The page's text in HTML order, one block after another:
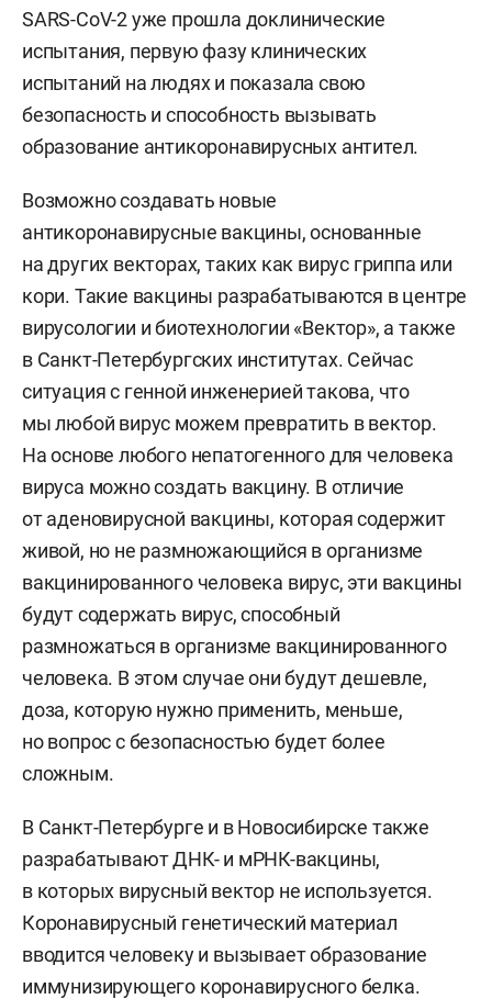
SARS-CoV-2 уже прошла доклинические
испытания, первую фазу клинических
испытаний на людях и показала свою
безопасность и способность вызывать
образование антикоронавирусных антител.
Возможно создавать новые
антикоронавирусные вакцины, основанные
на других векторах, таких как вирус гриппа или
кори. Такие вакцины разрабатываются в центре
вирусологии и биотехнологии «Вектор», а также
в Санкт-Петербургских институтах. Сейчас
ситуация с генной инженерией такова, что
мы любой вирус можем превратить в вектор.
На основе любого непатогенного для человека
вируса можно создать вакцину. В отличие
от аденовирусной вакцины, которая содержит
живой, но не размножающийся в организме
вакцинированного человека вирус, эти вакцины
будут содержать вирус, способный
размножаться в организме вакцинированного
человека. В этом случае они будут дешевле,
доза, которую нужно применить, меньше,
но вопрос с безопасностью будет более
сложным.
В Санкт-Петербурге и в Новосибирске также
разрабатывают ДНК- и мРНК-вакцины,
в которых вирусный вектор не используется.
Коронавирусный генетический материал
вводится человеку и вызывает образование
иммунизирующего коронавирусного белка.